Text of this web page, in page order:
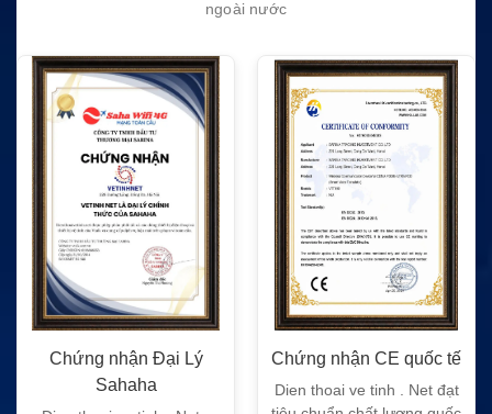
ngoài nước
Chứng nhận Đại Lý
Sahaha
Chứng nhận CE quốc tế
Dien thoai ve tinh . Net đạt